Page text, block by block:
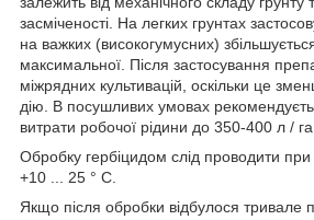
засміченості. На легких грунтах
на важких (високогумусних)
максимальної. Після застосування
міжрядних культивацій, оскільки це
дію. В посушливих умовах
витрати робочої рідини до 350-400 л /
Обробку гербіцидом слід проводити при
+10 ... 25 ° С.
Якщо після обробки відбулося тривале